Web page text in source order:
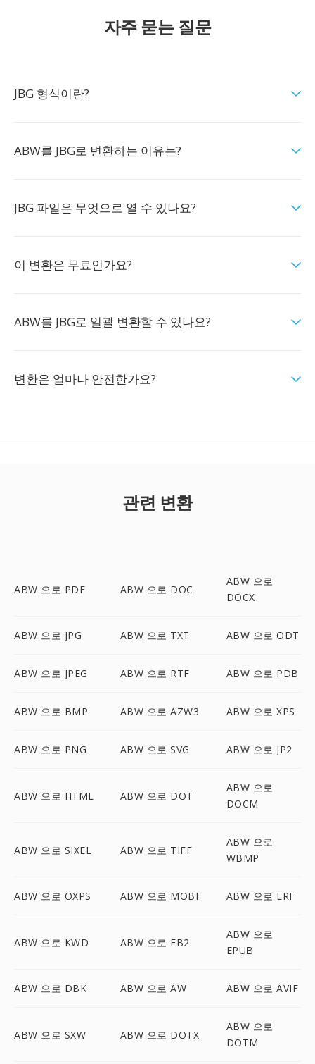
자주 묻는 질문
JBG 형식이란?
ABW를 JBG로 변환하는 이유는?
JBG 파일은 무엇으로 열 수 있나요?
이 변환은 무료인가요?
ABW를 JBG로 일괄 변환할 수 있나요?
변환은 얼마나 안전한가요?
관련 변환
ABW 으로 PDF ABW 으로 DOC
ABW 으로
DOCX
ABW 으로 JPG ABW 으로 TXT ABW 으로 ODT
ABW 으로 JPEG ABW 으로 RTF ABW 으로 PDB
ABW 으로 BMP ABW 으로 AZW3 ABW 으로 XPS
ABW 으로 PNG ABW 으로 SVG ABW 으로 JP2
ABW 으로 HTML ABW 으로 DOT
ABW 으로
DOCM
ABW 으로 SIXEL ABW 으로 TIFF
ABW 으로
WBMP
ABW 으로 OXPS ABW 으로 MOBI ABW 으로 LRF
ABW 으로 KWD ABW 으로 FB2
ABW 으로
EPUB
ABW 으로 DBK ABW 으로 AW ABW 으로 AVIF
ABW 으로 SXW ABW 으로 DOTX
ABW 으로
DOTM